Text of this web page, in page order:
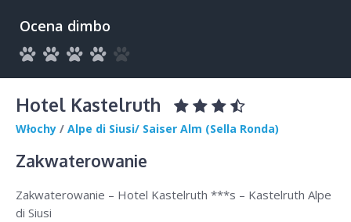
Ocena dimbo
Hotel Kastelruth
Włochy / Alpe di Siusi/ Saiser Alm (Sella Ronda)
Zakwaterowanie
Zakwaterowanie – Hotel Kastelruth ***s – Kastelruth Alpe
di Siusi